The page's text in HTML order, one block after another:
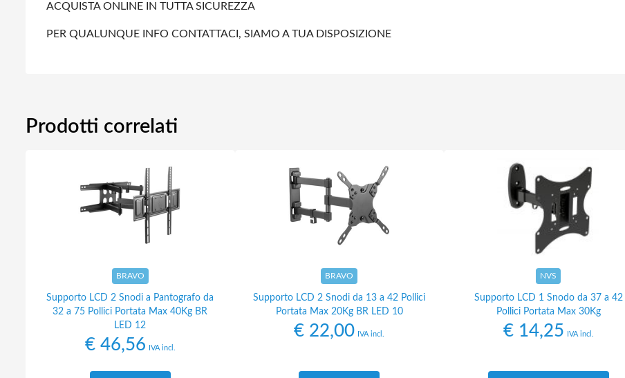
ACQUISTA ONLINE IN TUTTA SICUREZZA
PER QUALUNQUE INFO CONTATTACI, SIAMO A TUA DISPOSIZIONE
Prodotti correlati
BRAVO
Supporto LCD 2 Snodi a Pantografo da
32 a 75 Pollici Portata Max 40Kg BR
LED 12
€46,56 IVA incl.
BRAVO
Supporto LCD 2 Snodi da 13 a 42 Pollici
Portata Max 20Kg BR LED 10
€ 22,00 IVA incl.
NVS
Supporto LCD 1 Snodo da 37 a 42
Pollici Portata Max 30Kg
€14,25 IVA incl.